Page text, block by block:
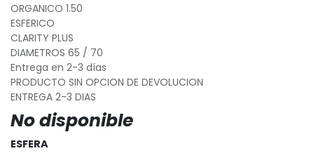
ORGANICO 1.50
ESFERICO
CLARITY PLUS
DIAMETROS 65 / 70
Entrega en 2-3 días
PRODUCTO SIN OPCION DE DEVOLUCION
ENTREGA 2-3 DIAS
No disponible
ESFERA